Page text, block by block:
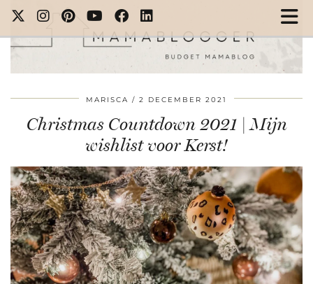
MARISCA 2 DECEMBER 2021
Christmas Countdown 2021 | Mijn
wishlist voor Kerst!